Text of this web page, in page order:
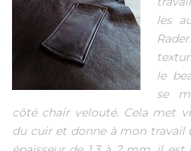
les
le
se
côté chair velouté. Cela met
du cuir et donne à mon travail